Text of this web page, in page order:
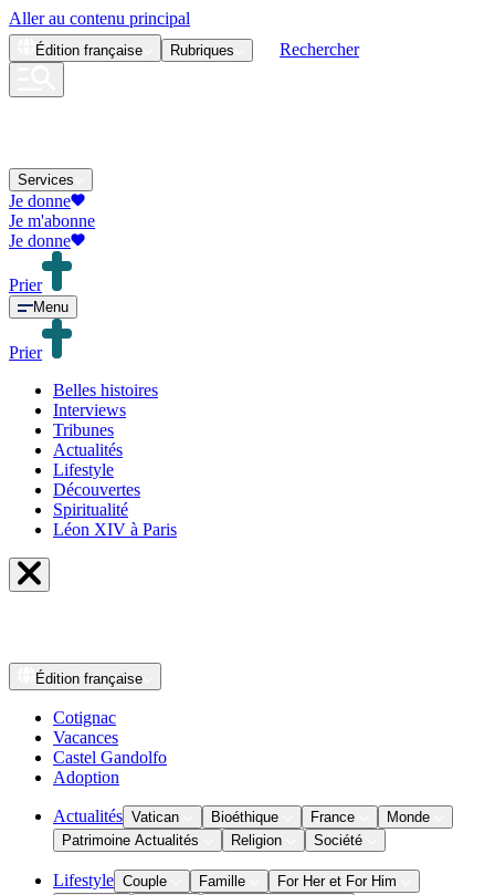
Aller au contenu principal
Édition française Rubriques Rechercher
Services
Je donne
Je m'abonne
Je donne
Prier
Menu
Prier
Belles histoires
Interviews
Tribunes
Actualités
Lifestyle
Découvertes
Spiritualité
Léon XIV à Paris
Édition française
Cotignac
Vacances
Castel Gandolfo
Adoption
Actualités Vatican Bioéthique France
Monde
Patrimoine Actualités
Religion Société
Lifestyle Couple Famille
For Her et For Him